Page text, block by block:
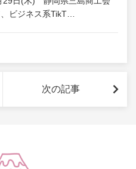
ビジネス系TikT…
次の記事